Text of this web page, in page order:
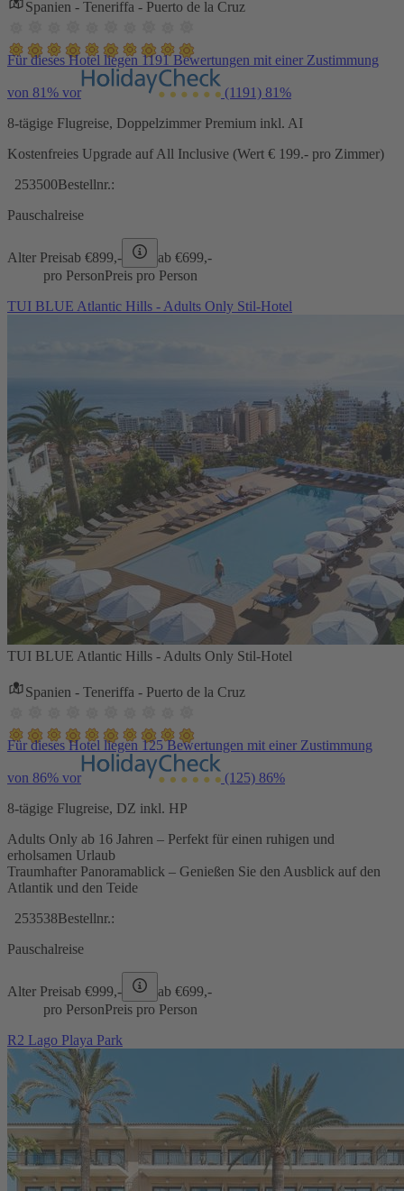
Spanien - Teneriffa - Puerto de la Cruz
Für dieses Hotel liegen 1191 Bewertungen mit einer Zustimmung
von 81% vor (1191) 81%
8-tägige Flugreise, Doppelzimmer Premium inkl. AI
Kostenfreies Upgrade auf All Inclusive (Wert € 199.- pro Zimmer)
253500Bestellnr.:
Pauschalreise
Alter Preisab €899,- ab €699,-
pro PersonPreis pro Person
TUI BLUE Atlantic Hills - Adults Only Stil-Hotel
TUI BLUE Atlantic Hills - Adults Only Stil-Hotel
Spanien - Teneriffa - Puerto de la Cruz
Für dieses Hotel liegen 125 Bewertungen mit einer Zustimmung
von 86% vor (125) 86%
8-tägige Flugreise, DZ inkl. HP
Adults Only ab 16 Jahren – Perfekt für einen ruhigen und
erholsamen Urlaub
Traumhafter Panoramablick – Genießen Sie den Ausblick auf den
Atlantik und den Teide
253538Bestellnr.:
Pauschalreise
Alter Preisab €999,- ab €699,-
pro PersonPreis pro Person
R2 Lago Playa Park